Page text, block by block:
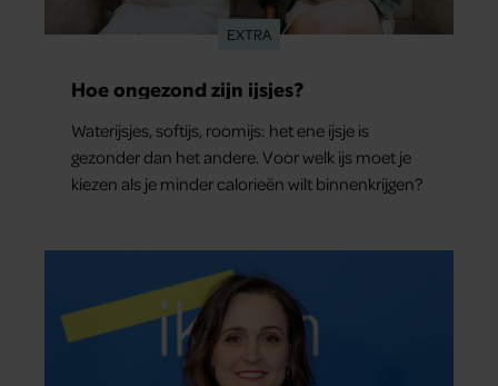
EXTRA
Hoe ongezond zijn ijsjes?
Waterijsjes, softijs, roomijs: het ene ijsje is
gezonder dan het andere. Voor welk ijs moet je
kiezen als je minder calorieën wilt binnenkrijgen?